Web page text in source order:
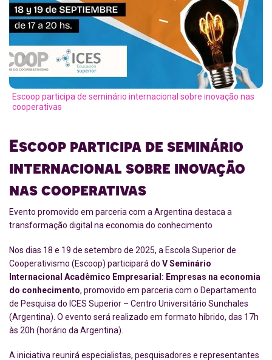
Escoop participa de seminário internacional sobre inovação nas
cooperativas
Escoop participa de seminário
internacional sobre inovação
nas cooperativas
Evento promovido em parceria com a Argentina destaca a
transformação digital na economia do conhecimento
Nos dias 18 e 19 de setembro de 2025, a Escola Superior de
Cooperativismo (Escoop) participará do V Seminário
Internacional Acadêmico Empresarial: Empresas na economia
do conhecimento, promovido em parceria com o Departamento
de Pesquisa do ICES Superior – Centro Universitário Sunchales
(Argentina). O evento será realizado em formato híbrido, das 17h
às 20h (horário da Argentina).
A iniciativa reunirá especialistas, pesquisadores e representantes